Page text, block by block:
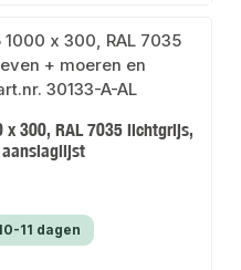
x 300, RAL 7035 lichtgrijs,
aanslaglijst
11 dagen